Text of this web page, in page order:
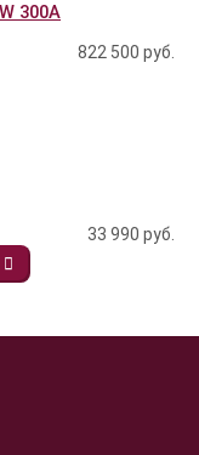
300A
822 500 руб.
33 990 руб.